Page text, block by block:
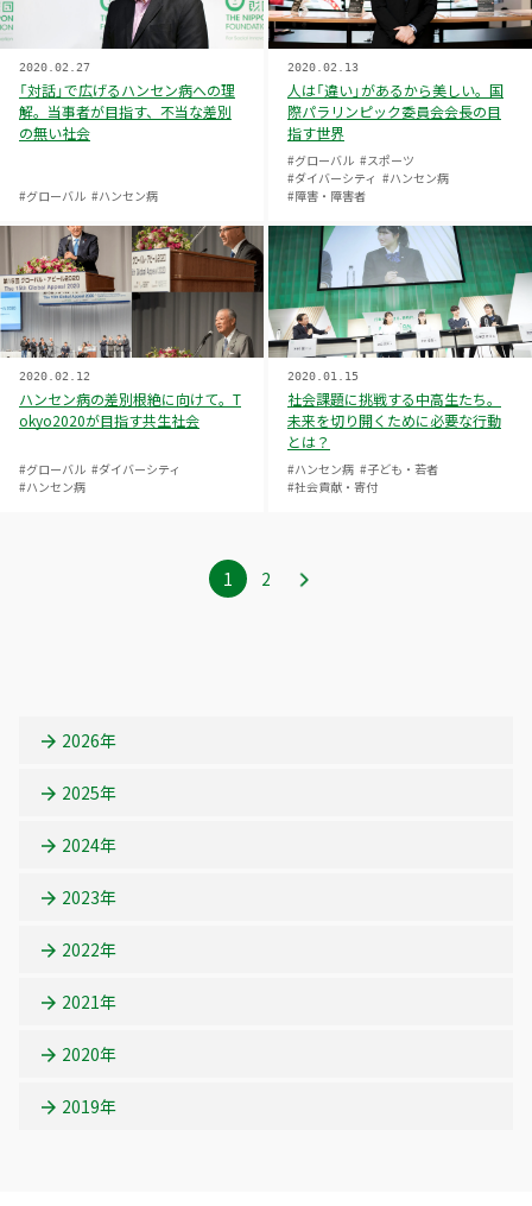
「対話」で広げるハンセン病への理
解。当事者が目指す、不当な差別
の無い社会
2020.02.27
#グローバル #ハンセン病
人は「違い」があるから美しい。国
際パラリンピック委員会会長の目
指す世界
2020.02.13
#グローバル #スポーツ
#ダイバーシティ #ハンセン病
#障害・障害者
ハンセン病の差別根絶に向けて。T
okyo2020が目指す共生社会
2020.02.12
#グローバル #ダイバーシティ
#ハンセン病
社会課題に挑戦する中高生たち。
未来を切り開くために必要な行動
とは？
2020.01.15
#ハンセン病 #子ども・若者
#社会貢献・寄付
1 ペ
2
2026年
2025年
2024年
2023年
2022年
2021年
2020年
2019年